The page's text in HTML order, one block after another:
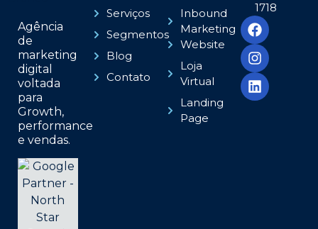
Agência
de
marketing
digital
voltada
para
Growth,
performance
e vendas.
Serviços
Segmentos
Blog
Contato
Inbound
Marketing
Website
Loja
Virtual
Landing
Page
1718